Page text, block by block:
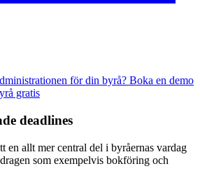
för din byrå? Boka en demo
gratis
deadlines
en allt mer central del i byråernas vardag
som exempelvis bokföring och